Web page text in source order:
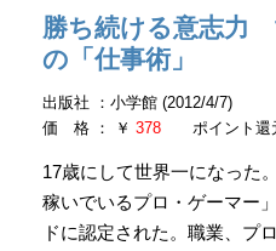
勝ち続ける意志力
の「仕事術」
出版社 ：小学館 (2012/4/7)
価 格 ： ￥378 ポイント還
17歳にして世界一になった
稼いでいるプロ・ゲーマー
ドに認定された。職業、プ